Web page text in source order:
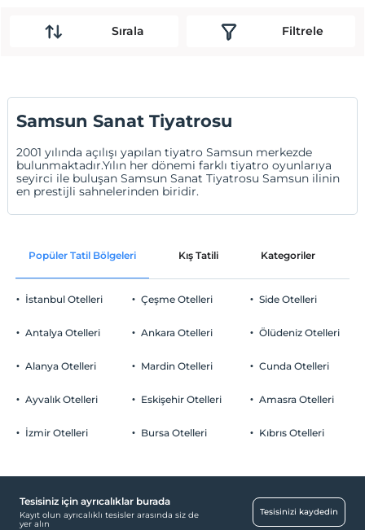
Sırala Filtrele
Samsun Sanat Tiyatrosu
2001 yılında açılışı yapılan tiyatro Samsun merkezde
bulunmaktadır.Yılın her dönemi farklı tiyatro oyunlarıya
seyirci ile buluşan Samsun Sanat Tiyatrosu Samsun ilinin
en prestijli sahnelerinden biridir.
Popüler Tatil Bölgeleri Kış Tatili Kategoriler
İstanbul Otelleri
Antalya Otelleri
Alanya Otelleri
Ayvalık Otelleri
İzmir Otelleri
Çeşme Otelleri
Ankara Otelleri
Mardin Otelleri
Eskişehir Otelleri
Bursa Otelleri
Side Otelleri
Ölüdeniz Otelleri
Cunda Otelleri
Amasra Otelleri
Kıbrıs Otelleri
Tesisiniz için ayrıcalıklar burada
Kayıt olun ayrıcalıklı tesisler arasında siz de
yer alın
Tesisinizi kaydedin